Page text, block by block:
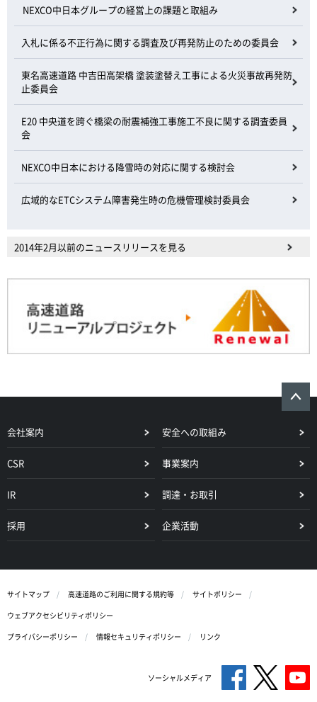
NEXCO中日本グループの経営上の課題と取組み
入札に係る不正行為に関する調査及び再発防止のための委員会
東名高速道路 中吉田高架橋 塗装塗替え工事による火災事故再発防
止委員会
E20 中央道を跨ぐ橋梁の耐震補強工事施工不良に関する調査委員
会
NEXCO中日本における降雪時の対応に関する検討会
広域的なETCシステム障害発生時の危機管理検討委員会
2014年2月以前のニュースリリースを見る
会社案内 安全への取組み
CSR 事業案内
IR 調達・お取引
採用 企業活動
サイトマップ 高速道路のご利用に関する規約等
サイトポリシー
ウェブアクセシビリティポリシー
プライバシーポリシー
情報セキュリティポリシー リンク
ソーシャルメディア